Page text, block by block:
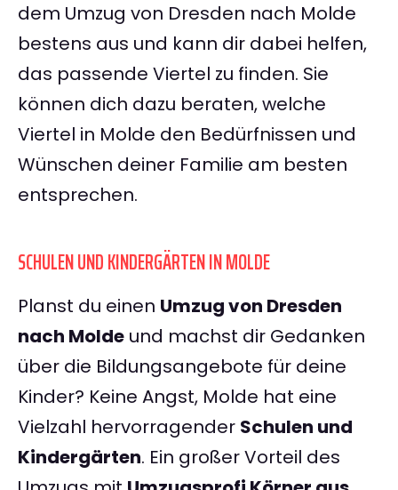
dem Umzug von Dresden nach Molde
bestens aus und kann dir dabei helfen,
das passende Viertel zu finden. Sie
können dich dazu beraten, welche
Viertel in Molde den Bedürfnissen und
Wünschen deiner Familie am besten
entsprechen.
SCHULEN UND KINDERGÄRTEN IN MOLDE
Planst du einen Umzug von Dresden
nach Molde und machst dir Gedanken
über die Bildungsangebote für deine
Kinder? Keine Angst, Molde hat eine
Vielzahl hervorragender Schulen und
Kindergärten. Ein großer Vorteil des